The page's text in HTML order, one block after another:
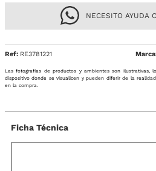
NECESITO AYUDA
Ref: RE3781221
Las fotografías de productos y ambientes son ilustrativas,
dispositivo donde se visualicen y pueden diferir de la
en la compra.
Ficha Técnica